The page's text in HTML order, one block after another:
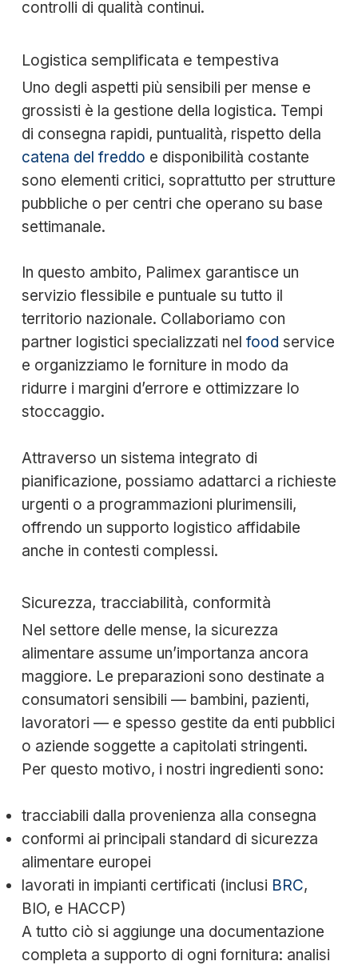
controlli di qualità continui.
Logistica semplificata e tempestiva
Uno degli aspetti più sensibili per mense e
grossisti è la gestione della logistica. Tempi
di consegna rapidi, puntualità, rispetto della
catena del freddo e disponibilità costante
sono elementi critici, soprattutto per strutture
pubbliche o per centri che operano su base
settimanale.
In questo ambito, Palimex garantisce un
servizio flessibile e puntuale su tutto il
territorio nazionale. Collaboriamo con
partner logistici specializzati nel food service
e organizziamo le forniture in modo da
ridurre i margini d’errore e ottimizzare lo
stoccaggio.
Attraverso un sistema integrato di
pianificazione, possiamo adattarci a richieste
urgenti o a programmazioni plurimensili,
offrendo un supporto logistico affidabile
anche in contesti complessi.
Sicurezza, tracciabilità, conformità
Nel settore delle mense, la sicurezza
alimentare assume un’importanza ancora
maggiore. Le preparazioni sono destinate a
consumatori sensibili — bambini, pazienti,
lavoratori — e spesso gestite da enti pubblici
o aziende soggette a capitolati stringenti.
Per questo motivo, i nostri ingredienti sono:
tracciabili dalla provenienza alla consegna
conformi ai principali standard di sicurezza
alimentare europei
lavorati in impianti certificati (inclusi BRC,
BIO, e HACCP)
A tutto ciò si aggiunge una documentazione
completa a supporto di ogni fornitura: analisi